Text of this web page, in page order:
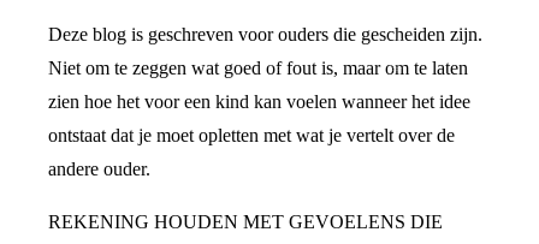
Deze blog is geschreven voor ouders die gescheiden zijn.
Niet om te zeggen wat goed of fout is, maar om te laten
zien hoe het voor een kind kan voelen wanneer het idee
ontstaat dat je moet opletten met wat je vertelt over de
andere ouder.
REKENING HOUDEN MET GEVOELENS DIE